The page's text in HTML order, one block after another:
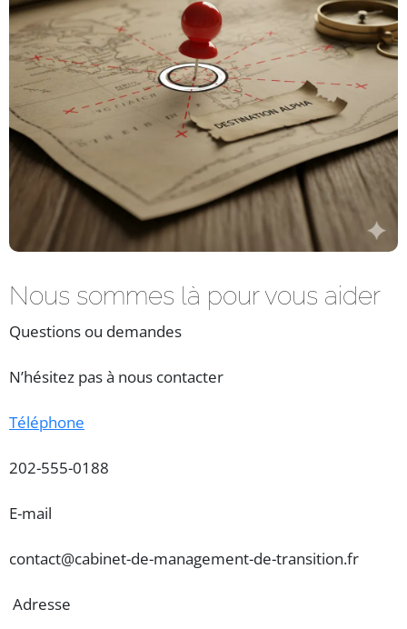
Nous sommes là pour vous aider
Questions ou demandes
N’hésitez pas à nous contacter
Téléphone
202-555-0188
E-mail
contact@cabinet-de-management-de-transition.fr
Adresse